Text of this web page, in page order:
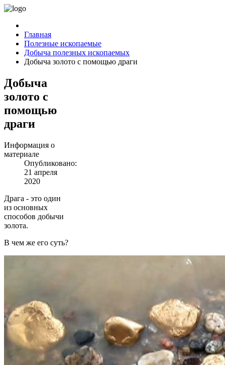
Главная
Полезные ископаемые
Добыча полезных ископаемых
Добыча золото с помощью драги
Добыча
золото с
помощью
драги
Информация о
материале
Опубликовано:
21 апреля
2020
Драга - это один
из основных
способов добычи
золота.
В чем же его суть?